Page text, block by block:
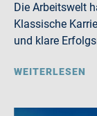
Die Arbeitswelt
Klassische
und klare
WEITERLESEN